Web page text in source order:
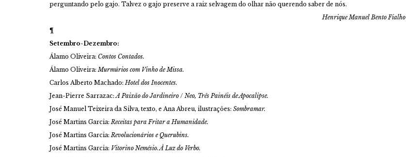
perguntando pelo gajo. Talvez o gajo preserve a raiz selvagem do olhar não querendo saber de nós.
Henrique Manuel Bento Fialho
¶
Setembro-Dezembro:
Álamo Oliveira: Contos Contados.
Álamo Oliveira:Murmúrios com Vinho de Missa.
Carlos Alberto Machado:Hotel dos Inocentes.
Jean-Pierre Sarrazac:A Paixão do Jardineiro / Neo, Três Painéis de Apocalipse.
José Manuel Teixeira da Silva, texto, e Ana Abreu, ilustrações: Sombramar.
José Martins Garcia:Receitas para Fritar a Humanidade.
José Martins Garcia:Revolucionários e Querubins.
José Martins Garcia: Vitorino Nemésio. À Luz do Verbo.